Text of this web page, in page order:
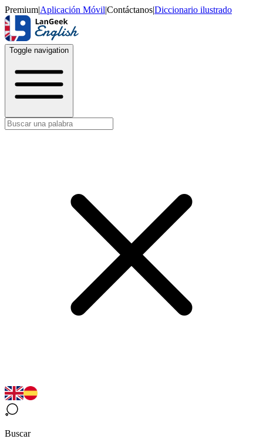
Premium|Aplicación Móvil|Contáctanos|Diccionario ilustrado
Toggle navigation
Buscar